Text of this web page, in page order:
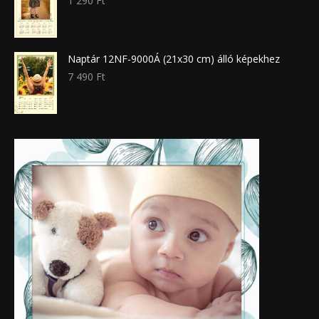
Naptár 12NF-9000Á (21x30 cm) álló képekhez
7 490 Ft